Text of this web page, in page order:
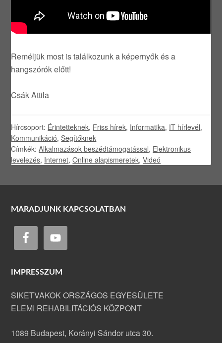
Reméljük most is találkozunk a képernyők és a
hangszórók előtt!
Csák Attila
Hírcsoport: Érintetteknek, Friss hírek, Informatika, IT hírlevél,
Kommunikáció,Segítőknek
Címkék:Alkalmazások beszédtámogatással, Elektronikus
levelezés, Internet,Online alapismeretek,Videó
MARADJUNK KAPCSOLATBAN
IMPRESSZUM
SIKETVAKOK ORSZÁGOS EGYESÜLETE
ELEMI REHABILITÁCIÓS KÖZPONT
1089 Budapest, Korányi Sándor utca 30.